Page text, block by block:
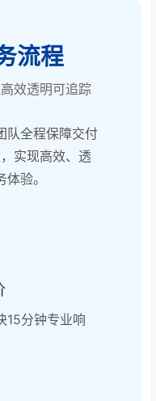
流程
效透明可追踪
队全程保障交付
实现高效、透
验。
15分钟专业响